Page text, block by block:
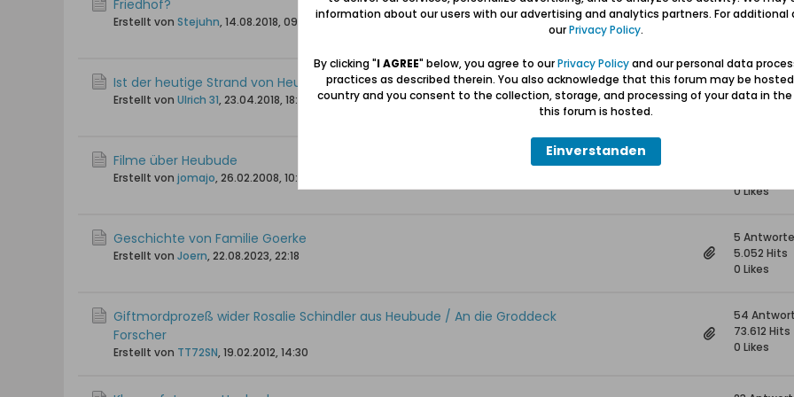
Friedhof?
Erstellt von Stejuhn, 14.08.2018, 09:12
18
20.408 Hits
Ist der heutige Strand von Heubude (Stogi) zu retten?
Erstellt von Ulrich 31, 23.04.2018, 18:16
40
43.088 Hits
Filme über Heubude
Erstellt von jomajo, 26.02.2008, 10:16
0 Likes
Geschichte von Familie Goerke
Erstellt von Joern, 22.08.2023, 22:18
5
5.052 Hits
0 Likes
Giftmordprozeß wider Rosalie Schindler aus Heubude / An die Groddeck
Forscher
Erstellt von TT72SN, 19.02.2012, 14:30
54
73.612 Hits
0 Likes
information about our users with our advertising and analytics partners. For additional
ourPrivacy Policy.
By clicking "I AGREE" below, you agree to ourPrivacy Policyand our personal data
practices as described therein. You also acknowledge that this forum may be
country and you consent to the collection, storage, and processing of your data in
this forum is hosted.
Einverstanden